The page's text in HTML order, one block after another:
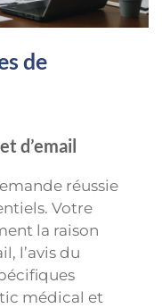
de
d’email
réussie
Votre
la raison
l’avis du
médical et